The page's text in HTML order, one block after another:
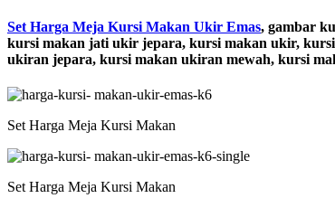
Set Harga Meja Kursi Makan Ukir Emas, gambar
kursi makan jati ukir jepara, kursi makan ukir,
ukiran jepara, kursi makan ukiran mewah, kursi
Set Harga Meja Kursi Makan
Set Harga Meja Kursi Makan